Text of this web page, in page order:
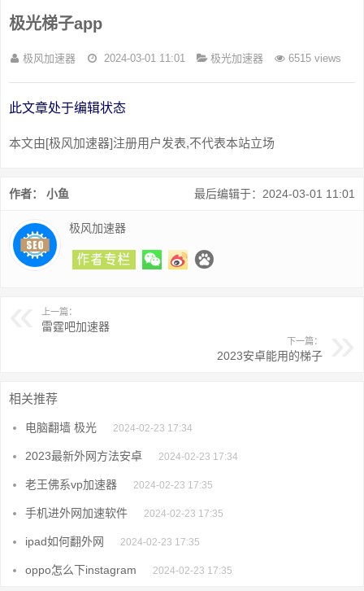
极光梯子app
极风加速器 2024-03-01 11:01 极光加速器 6515 views
此文章处于编辑状态
本文由[极风加速器]注册用户发表,不代表本站立场
最后编辑于：2024-03-01 11:01
作者： 小鱼
极风加速器
上一篇：
雷霆吧加速器
下一篇：
2023安卓能用的梯子
相关推荐
电脑翻墙 极光 2024-02-23 17:34
2023最新外网方法安卓 2024-02-23 17:34
老王佛系vp加速器 2024-02-23 17:35
手机进外网加速软件 2024-02-23 17:35
ipad如何翻外网 2024-02-23 17:35
oppo怎么下instagram 2024-02-23 17:35